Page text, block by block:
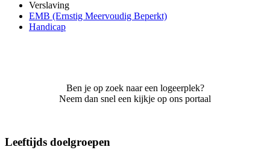
Verslaving
EMB (Ernstig Meervoudig Beperkt)
Handicap
Ben je op zoek naar een logeerplek?
Neem dan snel een kijkje op ons portaal
Leeftijds doelgroepen